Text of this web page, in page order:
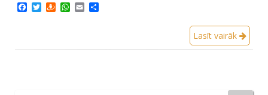
Facebook
TwitterDraugiem
WhatsApp
Email
Lasīt vairāk